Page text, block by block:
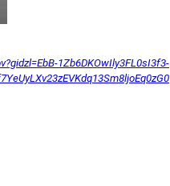
1Zb6DKOwIly3FL0sI3f3-